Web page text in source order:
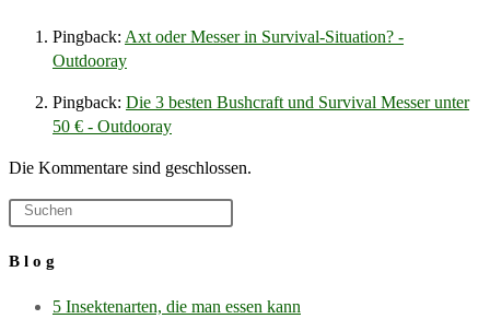
Pingback: Axt oder Messer in Survival-Situation? -
Outdooray
Pingback: Die 3 besten Bushcraft und Survival Messer unter
50 € - Outdooray
Die Kommentare sind geschlossen.
Blog
5 Insektenarten, die man essen kann